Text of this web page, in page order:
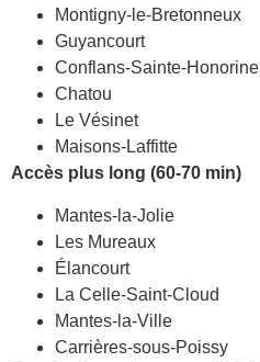
Montigny-le-Bretonneux
Guyancourt
Conflans-Sainte-Honorine
Chatou
Le Vésinet
Maisons-Laffitte
Accès plus long (60-70 min)
Mantes-la-Jolie
Les Mureaux
Élancourt
La Celle-Saint-Cloud
Mantes-la-Ville
Carrières-sous-Poissy